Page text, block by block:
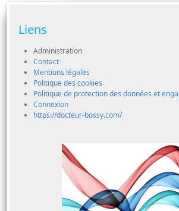
Liens
Administration
Contact
Mentions légales
Politique des cookies
Politique de protection des données et
Connexion
https://docteur-bossy.com/